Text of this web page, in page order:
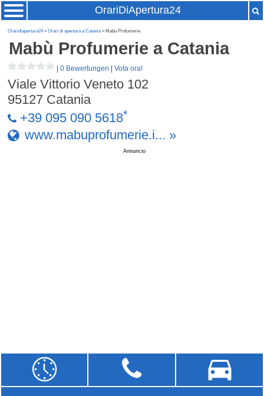
OrariDiApertura24
Oraridiapertura24»Orari di apertura a Catania» Mabù Profumerie
Mabù Profumerie a Catania
|0 Bewertungen |Vota ora!
Viale Vittorio Veneto 102
95127 Catania
+39 095 090 5618*
www.mabuprofumerie.i... »
Annuncio